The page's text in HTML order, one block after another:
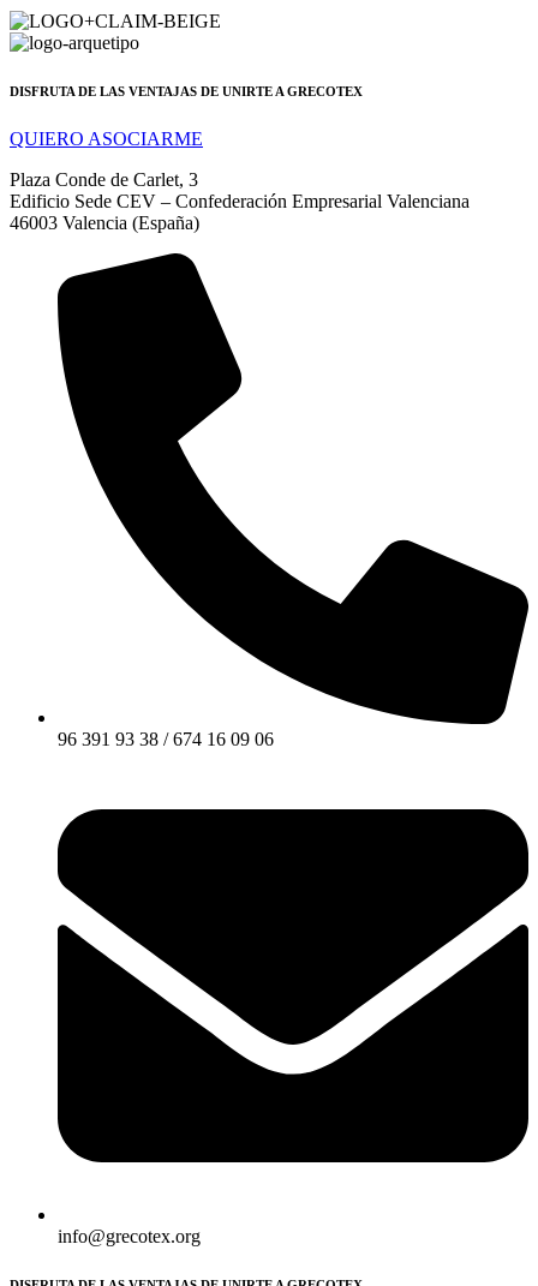
DISFRUTA DE LAS VENTAJAS DE UNIRTE A GRECOTEX
QUIERO ASOCIARME
Plaza Conde de Carlet, 3
Edificio Sede CEV – Confederación Empresarial Valenciana
46003 Valencia (España)
96 391 93 38 / 674 16 09 06
info@grecotex.org